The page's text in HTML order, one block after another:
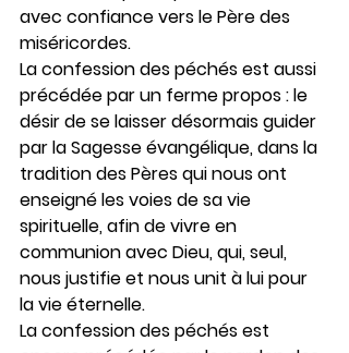
avec confiance vers le Père des
miséricordes.
La confession des péchés est aussi
précédée par un ferme propos : le
désir de se laisser désormais guider
par la Sagesse évangélique, dans la
tradition des Pères qui nous ont
enseigné les voies de sa vie
spirituelle, afin de vivre en
communion avec Dieu, qui, seul,
nous justifie et nous unit à lui pour
la vie éternelle.
La confession des péchés est